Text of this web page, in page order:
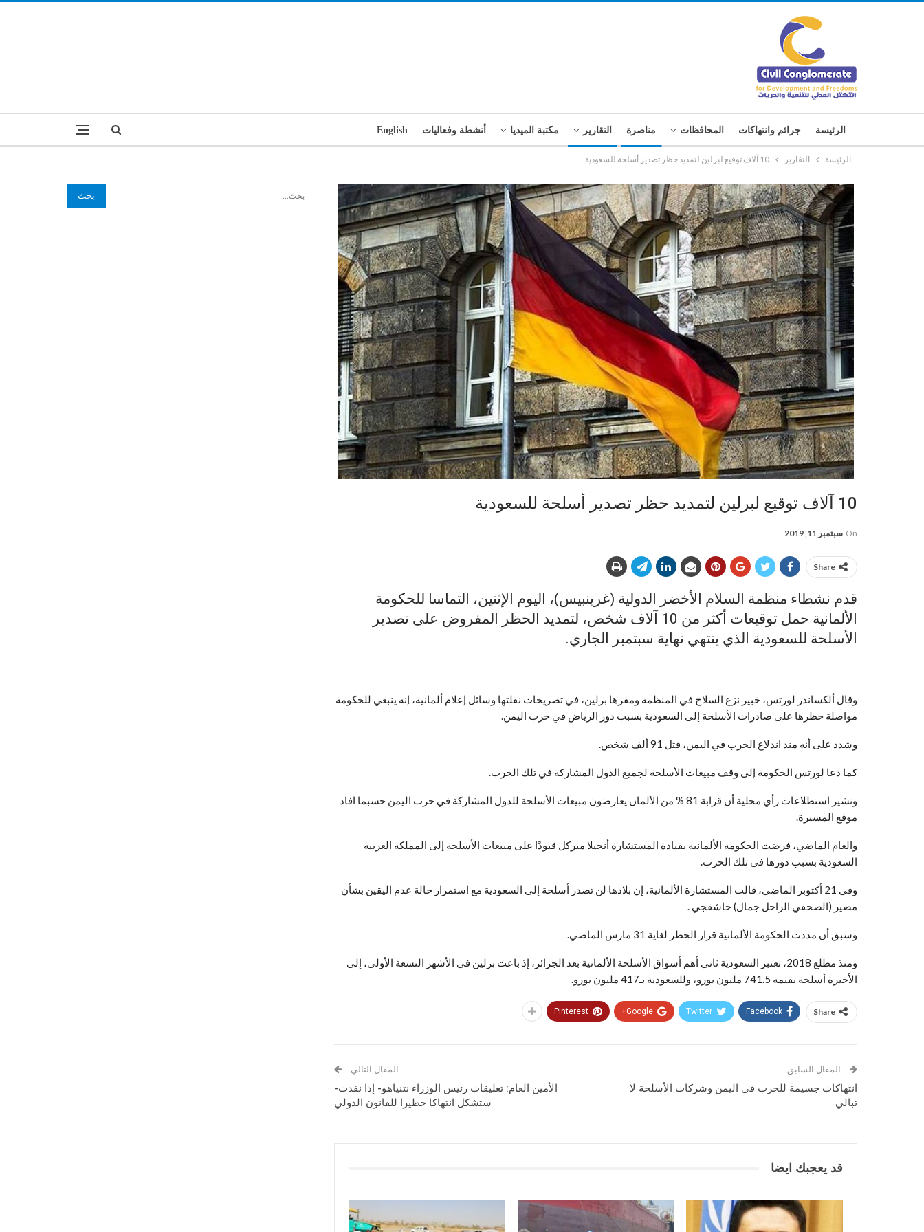
الرئيسة جرائم وانتهاكات المحافظات مناصرة التقارير مكتبة الميديا أنشطة وفعاليات English
الرئيسة التقارير 10 آلاف توقيع لبرلين لتمديد حظر تصدير أسلحة للسعودية
10 آلاف توقيع لبرلين لتمديد حظر تصدير أسلحة للسعودية
On سبتمبر 11, 2019
Share
قدم نشطاء منظمة السلام الأخضر الدولية (غرينبيس)، اليوم الإثنين، التماسا للحكومة
الألمانية حمل توقيعات أكثر من 10 آلاف شخص، لتمديد الحظر المفروض على تصدير
الأسلحة للسعودية الذي ينتهي نهاية سبتمبر الجاري.
وقال ألكساندر لورتس، خبير نزع السلاح في المنظمة ومقرها برلين، في تصريحات نقلتها وسائل إعلام ألمانية، إنه ينبغي للحكومة
مواصلة حظرها على صادرات الأسلحة إلى السعودية بسبب دور الرياض في حرب اليمن.
وشدد على أنه منذ اندلاع الحرب في اليمن، قتل 91 ألف شخص.
كما دعا لورتس الحكومة إلى وقف مبيعات الأسلحة لجميع الدول المشاركة في تلك الحرب.
وتشير استطلاعات رأي محلية أن قرابة 81 % من الألمان يعارضون مبيعات الأسلحة للدول المشاركة في حرب اليمن حسبما افاد
موقع المسيرة.
والعام الماضي، فرضت الحكومة الألمانية بقيادة المستشارة أنجيلا ميركل قيودًا على مبيعات الأسلحة إلى المملكة العربية
السعودية بسبب دورها في تلك الحرب.
وفي 21 أكتوبر الماضي، قالت المستشارة الألمانية، إن بلادها لن تصدر أسلحة إلى السعودية مع استمرار حالة عدم اليقين بشأن
مصير (الصحفي الراحل جمال) خاشقجي .
وسبق أن مددت الحكومة الألمانية قرار الحظر لغاية 31 مارس الماضي.
ومنذ مطلع 2018، تعتبر السعودية ثاني أهم أسواق الأسلحة الألمانية بعد الجزائر، إذ باعت برلين في الأشهر التسعة الأولى، إلى
الأخيرة أسلحة بقيمة 741.5 مليون يورو، وللسعودية بـ417 مليون يورو.
Share
Facebook
Twitter
Google+
Pinterest
المقال السابق
انتهاكات جسيمة للحرب في اليمن وشركات الأسلحة لا
تبالي
المقال التالي
الأمين العام: تعليقات رئيس الوزراء نتنياهو- إذا نفذت-
ستشكل انتهاكا خطيرا للقانون الدولي
قد يعجبك ايضا